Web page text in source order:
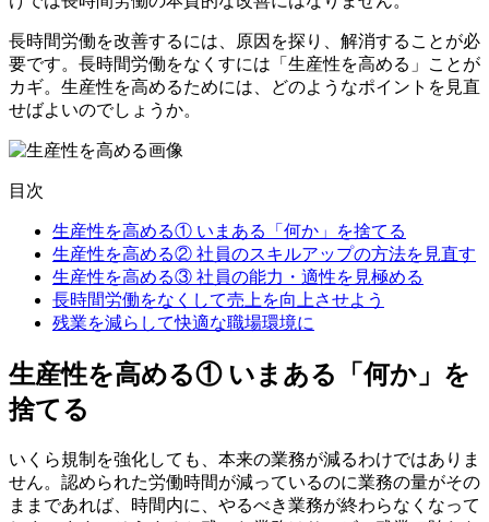
長時間労働を改善するには、原因を探り、解消することが必
要です。長時間労働をなくすには「生産性を高める」ことが
カギ。生産性を高めるためには、どのようなポイントを見直
せばよいのでしょうか。
目次
生産性を高める① いまある「何か」を捨てる
生産性を高める② 社員のスキルアップの方法を見直す
生産性を高める③ 社員の能力・適性を見極める
長時間労働をなくして売上を向上させよう
残業を減らして快適な職場環境に
生産性を高める① いまある「何か」を
捨てる
いくら規制を強化しても、本来の業務が減るわけではありま
せん。認められた労働時間が減っているのに業務の量がその
ままであれば、時間内に、やるべき業務が終わらなくなって